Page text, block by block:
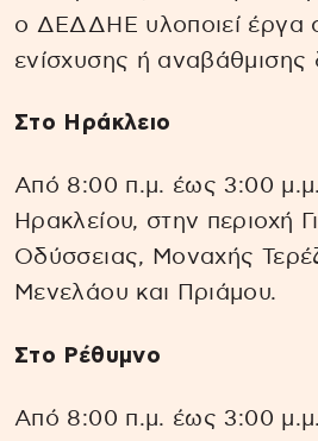
ο ΔΕΔΔΗΕ υλοποιεί έργα
ενίσχυσης ή αναβάθμισης
Στο Ηράκλειο
Από 8:00 π.μ. έως 3:00
Ηρακλείου, στην περιοχή
Οδύσσειας, Μοναχής
Μενελάου και Πριάμου.
Στο Ρέθυμνο
Από 8:00 π.μ. έως 3:00